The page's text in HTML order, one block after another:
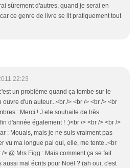
sûrement d'autres, quand je serai en
ce genre de livre se lit pratiquement tout
22:23
un problème quand ça tombe sur le
d'un auteur...<br /> <br /> <br /> <br
: Merci ! J ete souhaite de très
d'année également ! :)<br /> <br /> <br />
: Mouais, mais je ne suis vraiment pas
vu ma longue pal qui, elle, me tente..<br
/> @ Mrs Figg : Mais comment ça se fait
aussi mal écrits pour Noël ? (ah oui, c'est